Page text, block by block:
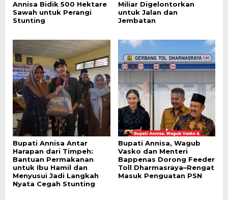
Annisa Bidik 500 Hektare
Sawah untuk Perangi
Stunting
Miliar Digelontorkan
untuk Jalan dan
Jembatan
Bupati Annisa Antar
Harapan dari Timpeh:
Bantuan Permakanan
untuk Ibu Hamil dan
Menyusui Jadi Langkah
Nyata Cegah Stunting
Bupati Annisa, Wagub
Vasko dan Menteri
Bappenas Dorong Feeder
Toll Dharmasraya–Rengat
Masuk Penguatan PSN